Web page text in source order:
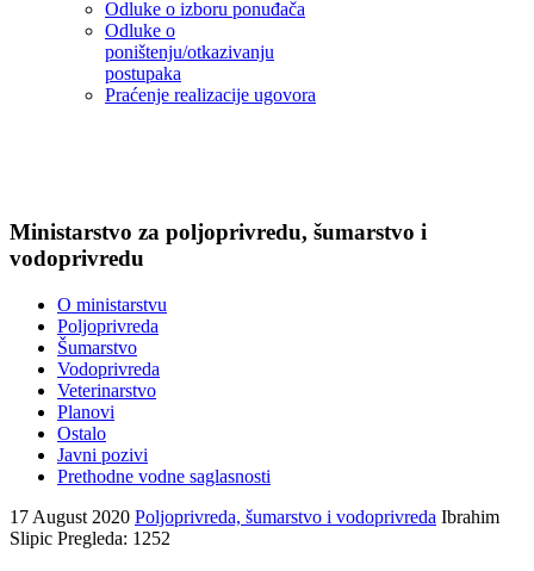
Odluke o izboru ponuđača
Odluke o
poništenju/otkazivanju
postupaka
Praćenje realizacije ugovora
Ministarstvo za poljoprivredu, šumarstvo i
vodoprivredu
O ministarstvu
Poljoprivreda
Šumarstvo
Vodoprivreda
Veterinarstvo
Planovi
Ostalo
Javni pozivi
Prethodne vodne saglasnosti
17 August 2020 Poljoprivreda, šumarstvo i vodoprivreda Ibrahim
Slipic Pregleda: 1252